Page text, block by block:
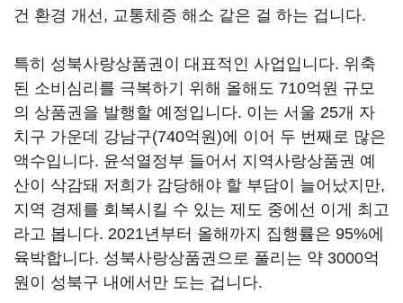
건 환경 개선, 교통체증 해소 같은 걸 하는 겁니다.
특히 성북사랑상품권이 대표적인 사업입니다. 위축
된 소비심리를 극복하기 위해 올해도 710억원 규모
의 상품권을 발행할 예정입니다. 이는 서울 25개 자
치구 가운데 강남구(740억원)에 이어 두 번째로 많은
액수입니다. 윤석열정부 들어서 지역사랑상품권 예
산이 삭감돼 저희가 감당해야 할 부담이 늘어났지만,
지역 경제를 회복시킬 수 있는 제도 중에선 이게 최고
라고 봅니다. 2021년부터 올해까지 집행률은 95%에
육박합니다. 성북사랑상품권으로 풀리는 약 3000억
원이 성북구 내에서만 도는 겁니다.